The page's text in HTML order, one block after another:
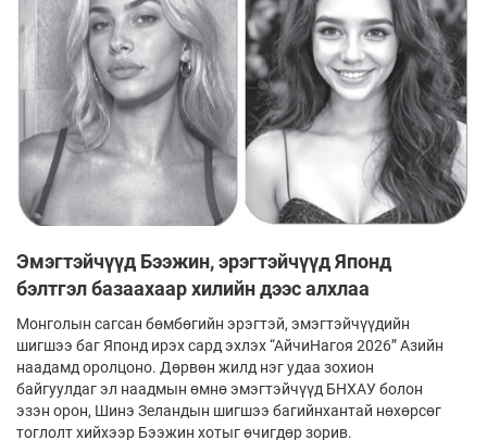
Эмэгтэйчүүд Бээжин, эрэгтэйчүүд Японд
бэлтгэл базаахаар хилийн дээс алхлаа
Монголын сагсан бөмбөгийн эрэгтэй, эмэгтэйчүүдийн
шигшээ баг Японд ирэх сард эхлэх “АйчиНагоя 2026” Азийн
наадамд оролцоно. Дөрвөн жилд нэг удаа зохион
байгуулдаг эл наадмын өмнө эмэгтэйчүүд БНХАУ болон
эзэн орон, Шинэ Зеландын шигшээ багийнхантай нөхөрсөг
тоглолт хийхээр Бээжин хотыг өчигдөр зорив.